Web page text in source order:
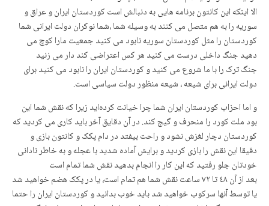
الا اینکه این کانتون برنامه هایی به دنبالش است کوردستان ایران و عراق و
سوریه را به هم متصل می کنند به وسیله شما ،شما نوکران دولت ایرانی شما
کوردستان را مثل کوردستان سوریه نابود می کنید جمعیت مارا کوچ می
دهید جنگ داخلی درست می کنید هر کس اعتراضی کند دار می زنید
جنگ ترک را با ما شروع می کنید و کوردستان ایران را نابود می کنید برای
دولت ایرانی برای شیعه ، شیعه منظور دولت سیاسی است.
و اما احزاب کوردستان ایران شما چرا خیانت کردەاید زیرا که نقش شما این
بود ملت کورد را منحرف و گیج کند. در آن دقایق آخر باید کاری می کردید که
کوردستان دچار لغزش نشود و راحت بیفتد در دام پکک و کانتون بازی و
دقیقا این نقش را بازی کردید و برایش آماده شدید با عجله و به خاطر نادانی
خودتان جلو رفتید که این کار را انجام بدهید نقش شما تمام است
بعد از آن ٤٨ تا ٧٢ ساعت نقش شما هم تمام است، یا در پکک هضم خواهید شد
یا توسط آنها سرکوب خواهید شد باید خوب بدانید و کوردستان ایران را حتما